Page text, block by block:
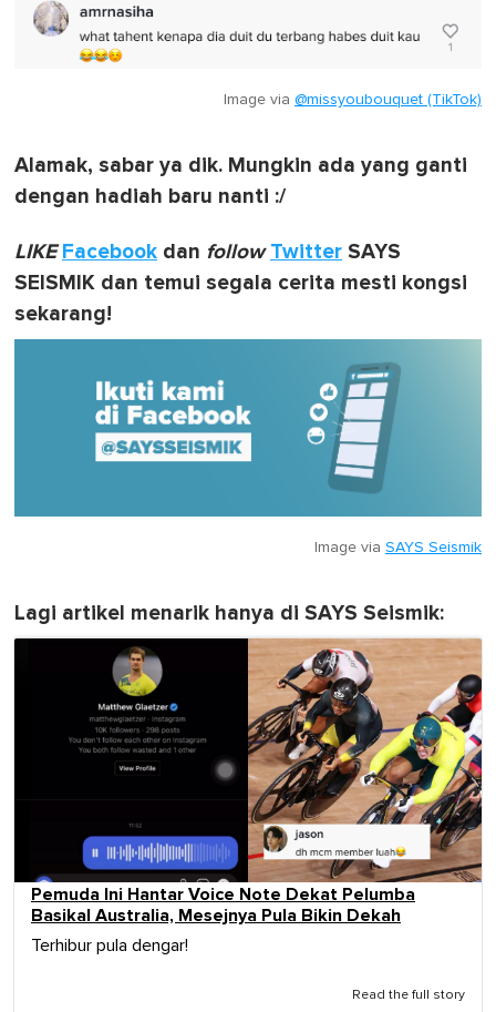
Image via @missyoubouquet (TikTok)
Alamak, sabar ya dik. Mungkin ada yang ganti
dengan hadiah baru nanti :/
LIKE Facebook dan follow Twitter SAYS
SEISMIK dan temui segala cerita mesti kongsi
sekarang!
Image via SAYS Seismik
Lagi artikel menarik hanya di SAYS Seismik:
Pemuda Ini Hantar Voice Note Dekat Pelumba
Basikal Australia, Mesejnya Pula Bikin Dekah
Terhibur pula dengar!
Read the full story